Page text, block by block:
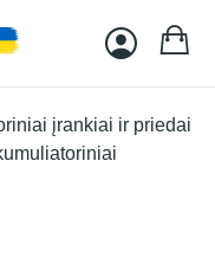
įrankiai ir priedai